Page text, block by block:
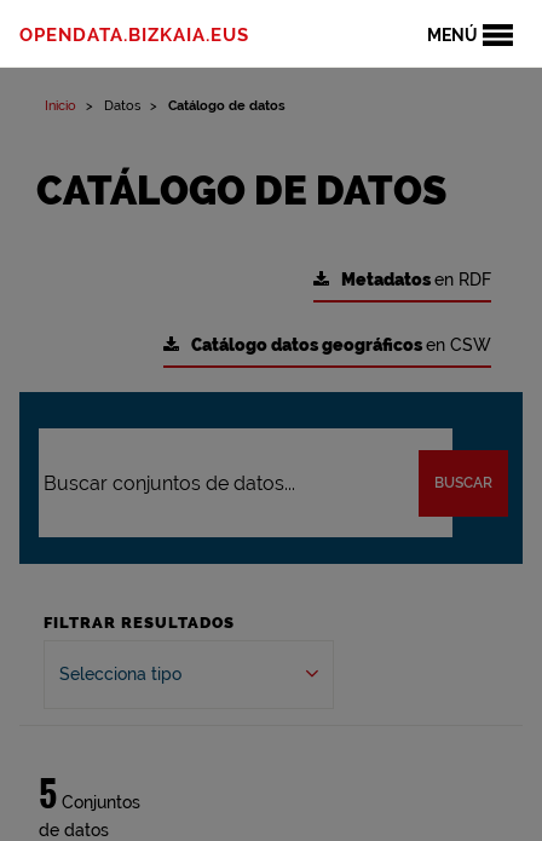
MENÚ
OPENDATA.BIZKAIA.EUS
Inicio Datos Catálogo de datos
CATÁLOGO DE DATOS
Metadatosen RDF
Catálogo datos geográficosen CSW
BUSCAR
FILTRAR RESULTADOS
Selecciona tipo
5 Conjuntos
de datos